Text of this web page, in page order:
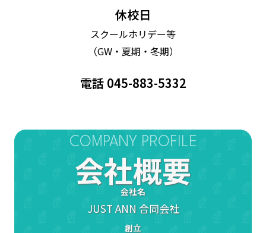
休校日
スクールホリデー等
（GW・夏期・冬期）
電話 045-883-5332
COMPANY PROFILE
会社概要
会社名
JUST ANN 合同会社
創立